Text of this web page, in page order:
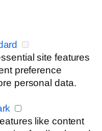
site features
preference
personal data.
like content